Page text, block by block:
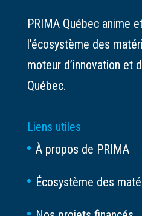
PRIMA Québec anime
l’écosystème des
moteur d’innovation et
Québec.
Liens utiles
À propos de PRIMA
Écosystème des